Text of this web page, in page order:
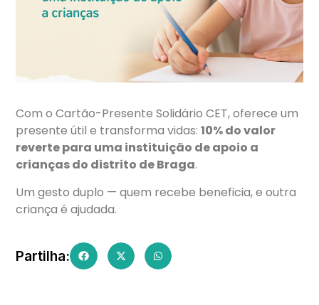
Com o Cartão-Presente Solidário CET, oferece um
presente útil e transforma vidas:10% do valor
reverte para uma instituição de apoio a
crianças do distrito de Braga.
Um gesto duplo — quem recebe beneficia, e outra
criança é ajudada.
Partilha: